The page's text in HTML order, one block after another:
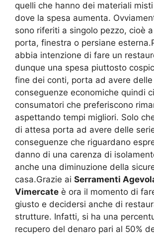
quelli che hanno dei materiali
dove la spesa aumenta.
sono riferiti a singolo pezzo, cioè
porta, finestra o persiane
abbia intenzione di fare un
dunque una spesa piuttosto
fine dei conti, porta ad avere delle
conseguenze economiche quindi
consumatori che preferiscono
aspettando tempi migliori. Solo
di attesa porta ad avere delle
conseguenze che riguardano
danno di una carenza di
anche una diminuzione della
casa.Grazie ai Serramenti
Vimercate è ora il momento di
giusto e decidersi anche di
strutture. Infatti, si ha una
recupero del denaro pari al 50%